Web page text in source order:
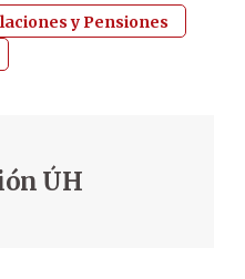
y Pensiones
ÚH